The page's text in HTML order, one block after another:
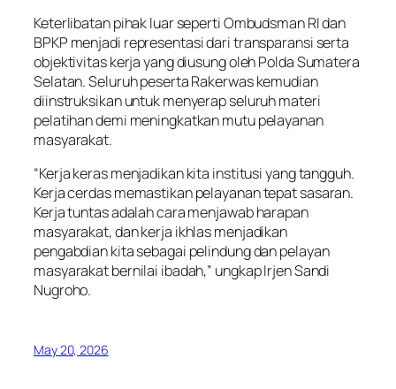
Keterlibatan pihak luar seperti Ombudsman RI dan
BPKP menjadi representasi dari transparansi serta
objektivitas kerja yang diusung oleh Polda Sumatera
Selatan. Seluruh peserta Rakerwas kemudian
diinstruksikan untuk menyerap seluruh materi
pelatihan demi meningkatkan mutu pelayanan
masyarakat.
“Kerja keras menjadikan kita institusi yang tangguh.
Kerja cerdas memastikan pelayanan tepat sasaran.
Kerja tuntas adalah cara menjawab harapan
masyarakat, dan kerja ikhlas menjadikan
pengabdian kita sebagai pelindung dan pelayan
masyarakat bernilai ibadah,” ungkap Irjen Sandi
Nugroho.
May 20, 2026